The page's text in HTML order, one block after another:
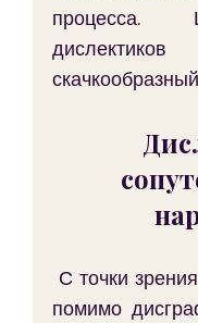
процесса.
С точки
помимо